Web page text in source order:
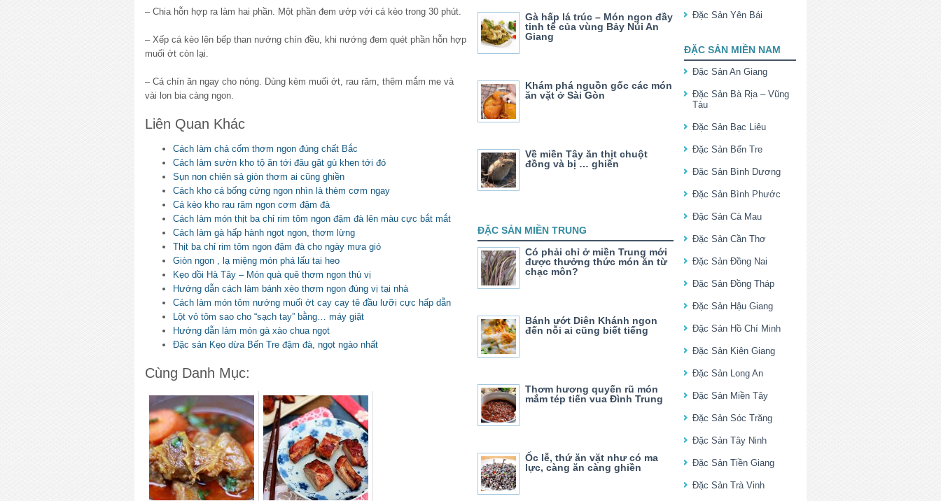
– Chia hỗn hợp ra làm hai phần. Một phần đem ướp với cá kèo trong 30 phút.
– Xếp cá kèo lên bếp than nướng chín đều, khi nướng đem quét phần hỗn hợp
muối ớt còn lại.
– Cá chín ăn ngay cho nóng. Dùng kèm muối ớt, rau răm, thêm mắm me và
vài lon bia càng ngon.
Liên Quan Khác
Cách làm chả cốm thơm ngon đúng chất Bắc
Cách làm sườn kho tộ ăn tới đâu gật gù khen tới đó
Sụn non chiên sả giòn thơm ai cũng ghiền
Cách kho cá bống cứng ngon nhìn là thèm cơm ngay
Cá kèo kho rau răm ngon cơm đậm đà
Cách làm món thịt ba chỉ rim tôm ngon đậm đà lên màu cực bắt mắt
Cách làm gà hấp hành ngọt ngon, thơm lừng
Thịt ba chỉ rim tôm ngon đậm đà cho ngày mưa gió
Giòn ngon , lạ miệng món phá lấu tai heo
Kẹo dồi Hà Tây – Món quà quê thơm ngon thú vị
Hướng dẫn cách làm bánh xèo thơm ngon đúng vị tại nhà
Cách làm món tôm nướng muối ớt cay cay tê đầu lưỡi cực hấp dẫn
Lột vỏ tôm sao cho “sạch tay” bằng… máy giặt
Hướng dẫn làm món gà xào chua ngọt
Đặc sản Kẹo dừa Bến Tre đậm đà, ngọt ngào nhất
Cùng Danh Mục:
Gà hấp lá trúc – Món ngon đầy
tinh tế của vùng Bảy Núi An
Giang
Khám phá nguồn gốc các món
ăn vặt ở Sài Gòn
Về miền Tây ăn thịt chuột
đồng và bị … ghiền
ĐẶC SẢN MIỀN TRUNG
Có phải chỉ ở miền Trung mới
được thưởng thức món ăn từ
chạc môn?
Bánh ướt Diên Khánh ngon
đến nỗi ai cũng biết tiếng
Thơm hương quyến rũ món
mắm tép tiến vua Đình Trung
Ốc lễ, thứ ăn vặt như có ma
lực, càng ăn càng ghiền
Đặc Sản Yên Bái
ĐẶC SẢN MIỀN NAM
Đặc Sản An Giang
Đặc Sản Bà Rịa – Vũng
Tàu
Đặc Sản Bạc Liêu
Đặc Sản Bến Tre
Đặc Sản Bình Dương
Đặc Sản Bình Phước
Đặc Sản Cà Mau
Đặc Sản Cần Thơ
Đặc Sản Đồng Nai
Đặc Sản Đồng Tháp
Đặc Sản Hậu Giang
Đặc Sản Hồ Chí Minh
Đặc Sản Kiên Giang
Đặc Sản Long An
Đặc Sản Miền Tây
Đặc Sản Sóc Trăng
Đặc Sản Tây Ninh
Đặc Sản Tiền Giang
Đặc Sản Trà Vinh